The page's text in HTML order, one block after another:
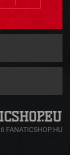
FANATICSHOP.HU